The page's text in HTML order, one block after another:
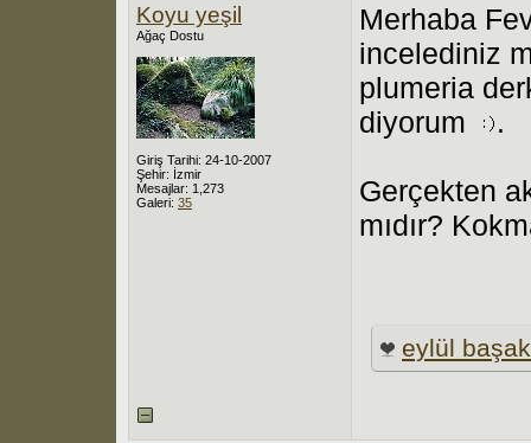
Koyu yeşil
Ağaç Dostu
Giriş Tarihi: 24-10-2007
Şehir: İzmir
Mesajlar: 1,273
Galeri: 35
Merhaba
incelediniz
plumeria
diyorum
.
Gerçekten
mıdır?
eylül başak